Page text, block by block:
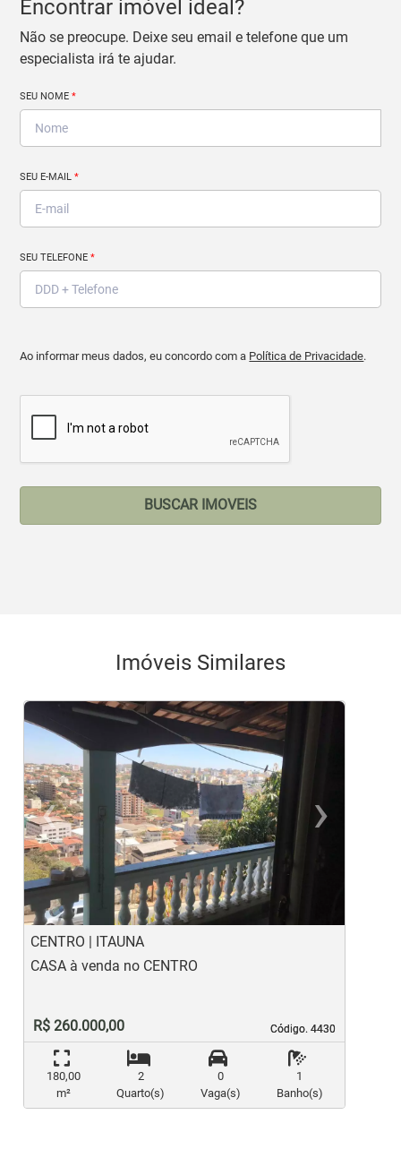
Encontrar imóvel ideal?
Não se preocupe. Deixe seu email e telefone que um
especialista irá te ajudar.
SEU NOME*
SEU E-MAIL*
SEU TELEFONE*
Ao informar meus dados, eu concordo com a Política de Privacidade.
BUSCAR IMOVEIS
Imóveis Similares
‹
Previous
›
CENTRO | ITAUNA
Código. 4430
Código. 4430
CASA à venda no CENTRO
R$ 260.000,00
180,00
m²
2
Quarto(s)
0
Vaga(s)
1
Banho(s)